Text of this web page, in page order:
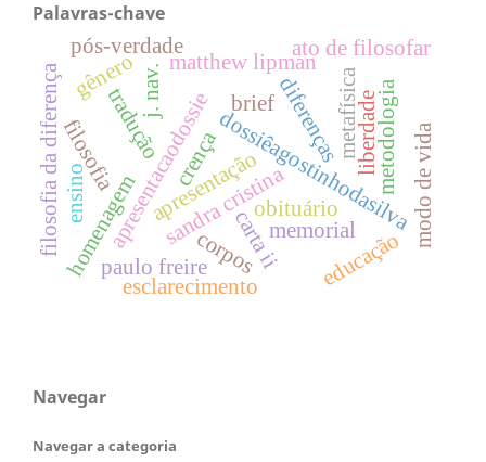
Palavras-chave
apresentaçãodossiêagostinhodasilva
apresentacaodossie
tradução brief
j. nav.
carta ii
sandra cristinaobituário
homenagem memorial
diferenças
corpos
filosofia metafísica
modo de vida
paulo freire
matthew lipman
ato de filosofar
educação
pós-verdade
crença
filosofia da diferença metodologia
gênero
esclarecimento
liberdade
ensino
Navegar
Navegar a categoria